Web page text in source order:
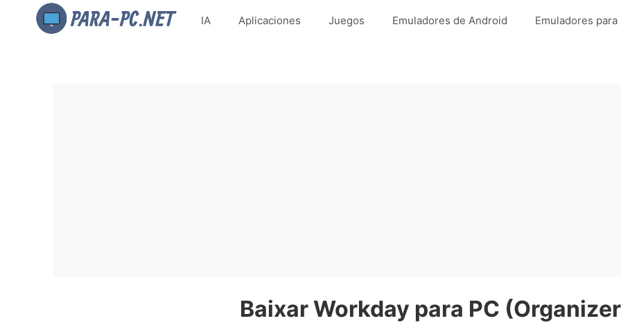
IA Aplicaciones Juegos Emuladores de Android Emuladores para
Baixar Workday para PC